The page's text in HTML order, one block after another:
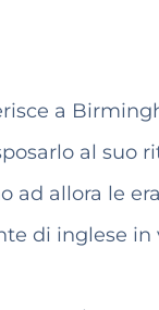
a
al suo
ad allora le
di inglese in